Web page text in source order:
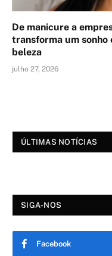
De manicure a
transforma um sonho
beleza
julho 27, 2026
ÚLTIMAS NOTÍCIAS
SIGA-NOS
Facebook